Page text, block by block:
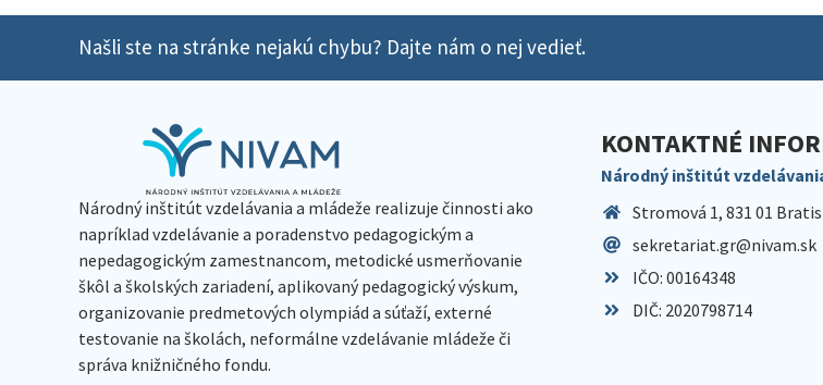
Našli ste na stránke nejakú chybu? Dajte nám o nej vedieť.
Národný inštitút vzdelávania a mládeže realizuje činnosti ako
napríklad vzdelávanie a poradenstvo pedagogickým a
nepedagogickým zamestnancom, metodické usmerňovanie
škôl a školských zariadení, aplikovaný pedagogický výskum,
organizovanie predmetových olympiád a súťaží, externé
testovanie na školách, neformálne vzdelávanie mládeže či
správa knižničného fondu.
KONTAKTNÉ
Národný inštitút
Stromová 1, 831 01
sekretariat.gr@nivam.sk
IČO: 00164348
DIČ: 2020798714